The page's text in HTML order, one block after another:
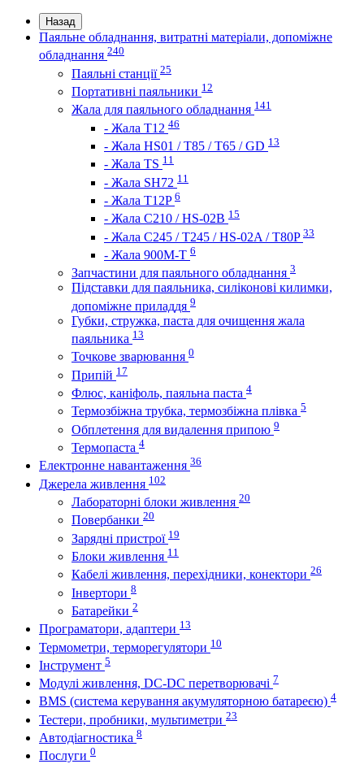
Назад
Паяльне обладнання, витратні матеріали, допоміжне
обладнання 240
Паяльні станції 25
Портативні паяльники 12
Жала для паяльного обладнання 141
- Жала Т12 46
- Жала HS01 / T85 / T65 / GD 13
- Жала TS 11
- Жала SH72 11
- Жала T12P 6
- Жала C210 / HS-02B 15
- Жала C245 / T245 / HS-02A / T80P 33
- Жала 900M-T 6
Запчастини для паяльного обладнання 3
Підставки для паяльника, силіконові килимки,
допоміжне приладдя 9
Губки, стружка, паста для очищення жала
паяльника 13
Точкове зварювання 0
Припій 17
Флюс, каніфоль, паяльна паста 4
Термозбіжна трубка, термозбіжна плівка 5
Обплетення для видалення припою 9
Термопаста 4
Електронне навантаження 36
Джерела живлення 102
Лабораторні блоки живлення 20
Повербанки 20
Зарядні пристрої 19
Блоки живлення 11
Кабелі живлення, перехідники, конектори 26
Інвертори 8
Батарейки 2
Програматори, адаптери 13
Термометри, терморегулятори 10
Інструмент 5
Модулі живлення, DC-DC перетворювачі 7
BMS (система керування акумуляторною батареєю) 4
Тестери, пробники, мультиметри 23
Автодіагностика 8
Послуги 0